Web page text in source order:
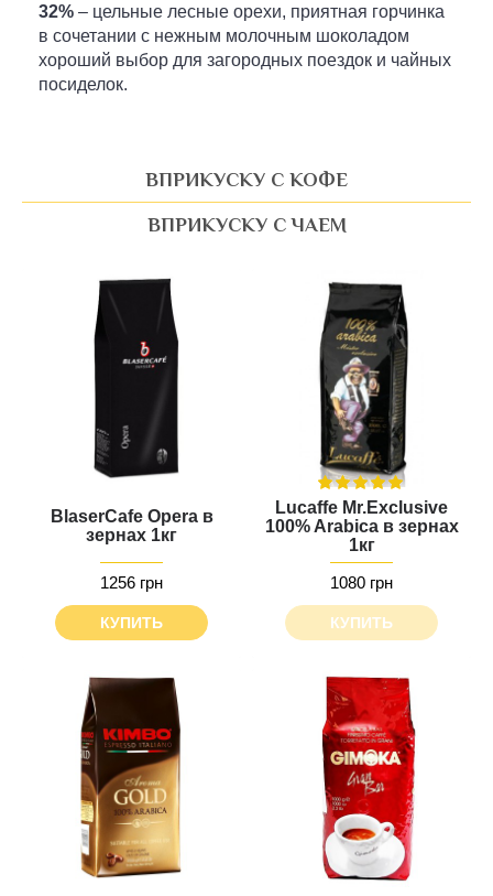
32% – цельные лесные орехи, приятная горчинка
в сочетании с нежным молочным шоколадом
хороший выбор для загородных поездок и чайных
посиделок.
ВПРИКУСКУ С КОФЕ
ВПРИКУСКУ С ЧАЕМ
BlaserCafe Opera в
зернах 1кг
1256 грн
КУПИТЬ
Lucaffe Mr.Exclusive
100% Arabica в зернах
1кг
1080 грн
КУПИТЬ